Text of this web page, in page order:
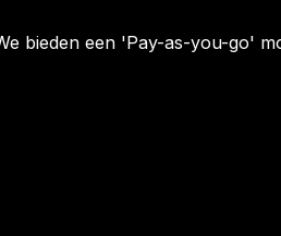
bieden een 'Pay-as-you-go'